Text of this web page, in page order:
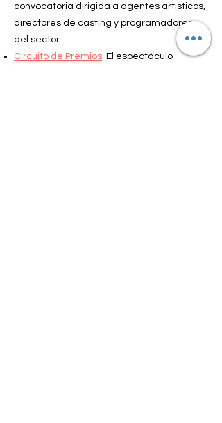
convocatoria dirigida a agentes artísticos,
directores de casting y programadores
del sector.
Circuito de Premios: El espectáculo